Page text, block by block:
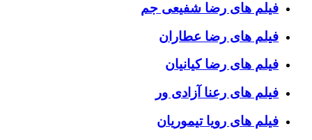
فیلم های رضا شفیعی جم
فیلم های رضا عطاران
فیلم های رضا کیانیان
فیلم های رعنا آزادی ور
فیلم های رویا تیموریان